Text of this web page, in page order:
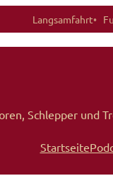
Langsamfahrt
Schlepper und
Startseite